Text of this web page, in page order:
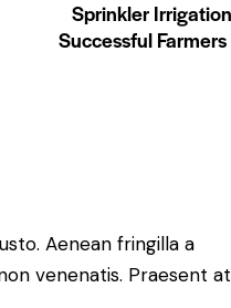
Sprinkler
Successful
Aenean fringilla a
venenatis. Praesent at